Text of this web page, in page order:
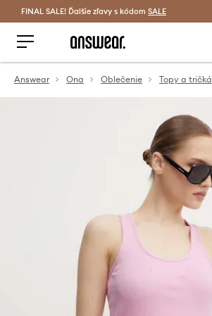
Šetrite s Answear Club >
FINAL SALE! Ďalšie zľavy s kódom SALE
Answear Ona Oblečenie Topy a tričká